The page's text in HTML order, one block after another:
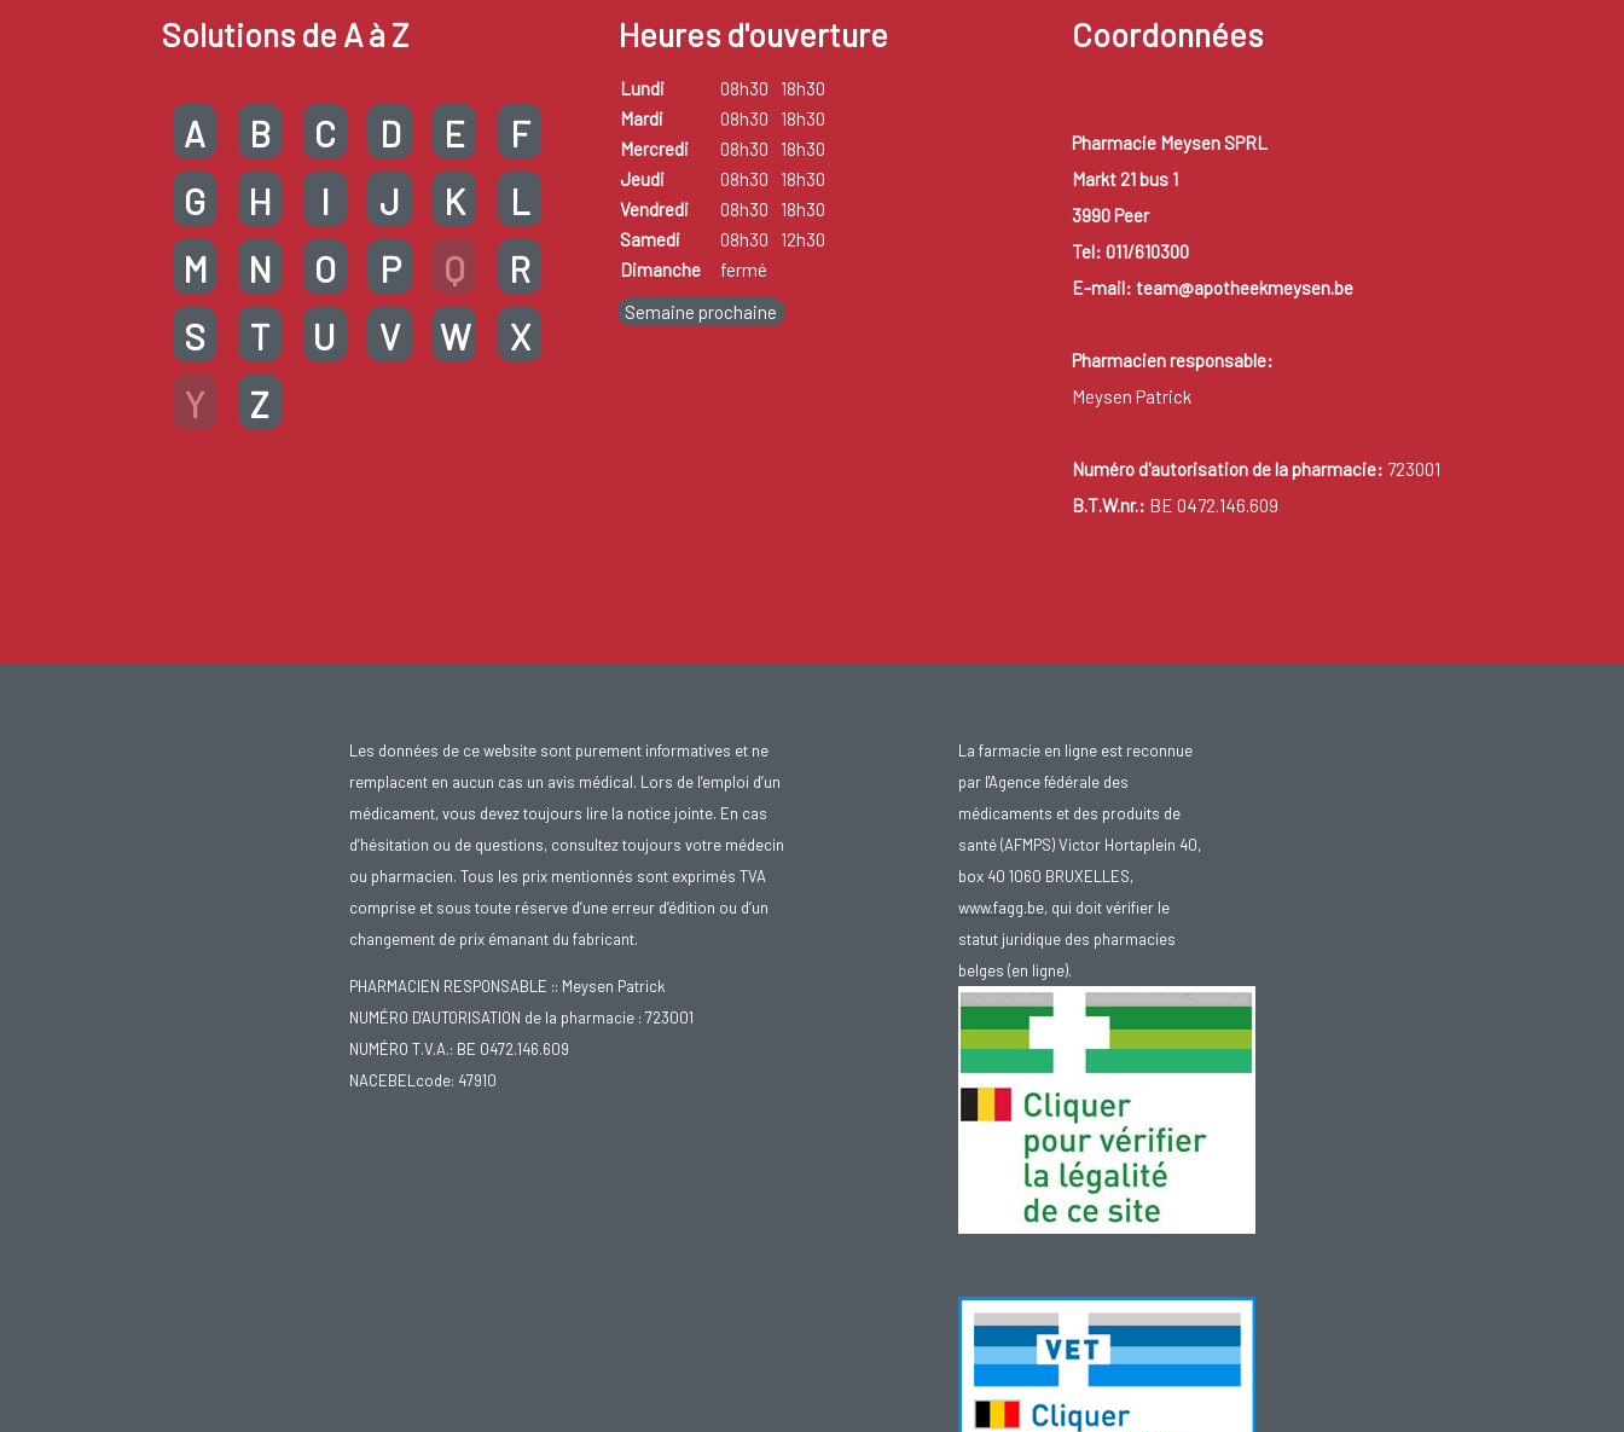
Solutions de A à Z
A B C D E
F
G
H I J K
L
M
N O P Q
R
S
T U V W
X
Y
Z
Heures d'ouverture
Lundi 08h30
18h30
Mardi
08h30
18h30
Mercredi
08h30
18h30
Jeudi
08h30
18h30
Vendredi
08h30
18h30
Samedi
08h30
12h30
Dimanche
fermé
Semaine prochaine
Coordonnées
Pharmacie Meysen SPRL
Markt 21 bus 1
3990 Peer
Tel: 011/610300
E-mail: team@apotheekmeysen.be
Pharmacien responsable:
Meysen Patrick
Numéro d'autorisation de la pharmacie: 723001
B.T.W.nr.: BE 0472.146.609
Les données de ce website sont purement informatives et ne
remplacent en aucun cas un avis médical. Lors de l’emploi d’un
médicament, vous devez toujours lire la notice jointe. En cas
d’hésitation ou de questions, consultez toujours votre médecin
ou pharmacien. Tous les prix mentionnés sont exprimés TVA
comprise et sous toute réserve d’une erreur d’édition ou d’un
changement de prix émanant du fabricant.
PHARMACIEN RESPONSABLE :: Meysen Patrick
NUMÉRO D'AUTORISATION de la pharmacie : 723001
NUMÉRO T.V.A.: BE 0472.146.609
NACEBELcode: 47910
La farmacie en ligne est reconnue
par l'Agence fédérale des
médicaments et des produits de
santé (AFMPS) Victor Hortaplein 40,
box 40 1060 BRUXELLES,
www.fagg.be, qui doit vérifier le
statut juridique des pharmacies
belges (en ligne).